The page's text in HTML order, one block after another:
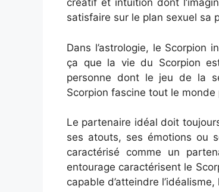
créatif et intuition dont
satisfaire sur le plan sexuel sa
Dans l’astrologie, le Scorpion
ça que la vie du Scorpion
personne dont le jeu de la
Scorpion fascine tout le
Le partenaire idéal doit
ses atouts, ses émotions ou
caractérisé comme un
entourage caractérisent le
capable d’atteindre